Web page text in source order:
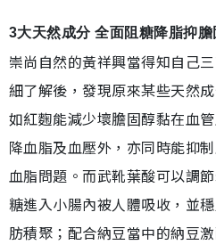
3大天然成分 全面阻糖降脂抑膽
崇尚自然的黃祥興當得知自己
細了解後，發現原來某些天然
如紅麴能減少壞膽固醇黏在血
降血脂及血壓外，亦同時能抑
血脂問題。而武靴葉酸可以調
糖進入小腸內被人體吸收，並
肪積聚；配合納豆當中的納豆